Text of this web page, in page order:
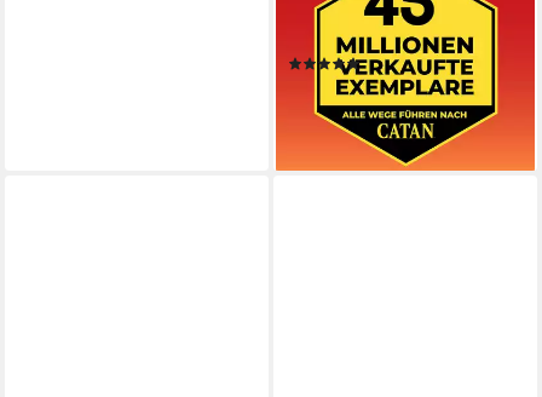
Strategiespiel, Made in
Germany
(7)
ab 25,90 € UVP36,99 €
-30%
lieferbar - in 1-2 Werktagen bei dir